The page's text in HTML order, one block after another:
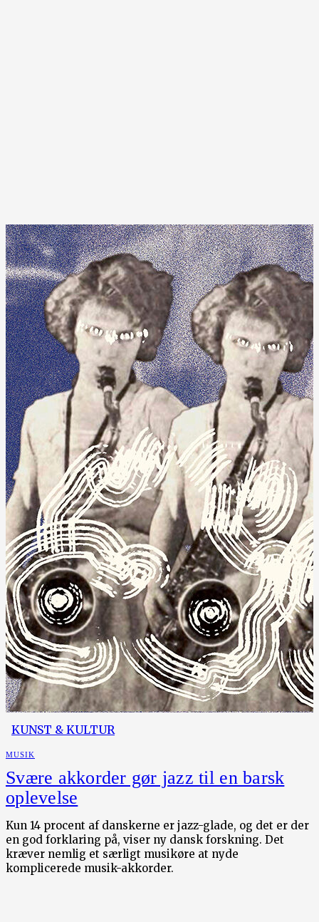
KUNST & KULTUR
MUSIK
Svære akkorder gør jazz til en barsk
oplevelse
Kun 14 procent af danskerne er jazz-glade, og det er der
en god forklaring på, viser ny dansk forskning. Det
kræver nemlig et særligt musikøre at nyde
komplicerede musik-akkorder.